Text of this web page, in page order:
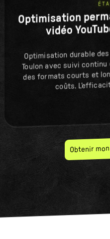
Optimisation
vidéo
Optimisation durable
Toulon avec suivi
des formats courts et
coûts.
Obtenir